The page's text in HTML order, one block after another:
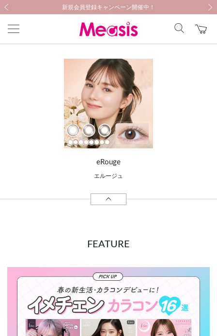
新規会員登録キャンペーン開催中！
医療機器に関する注意事項
新規会員登録キャンペーン開催中！
医療機器に関する注意事項
eRouge
エルージュ
FEATURE